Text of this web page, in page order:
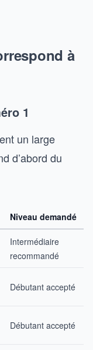
à
1
un large
d’abord du
Niveau demandé
Intermédiaire
recommandé
Débutant accepté
Débutant accepté